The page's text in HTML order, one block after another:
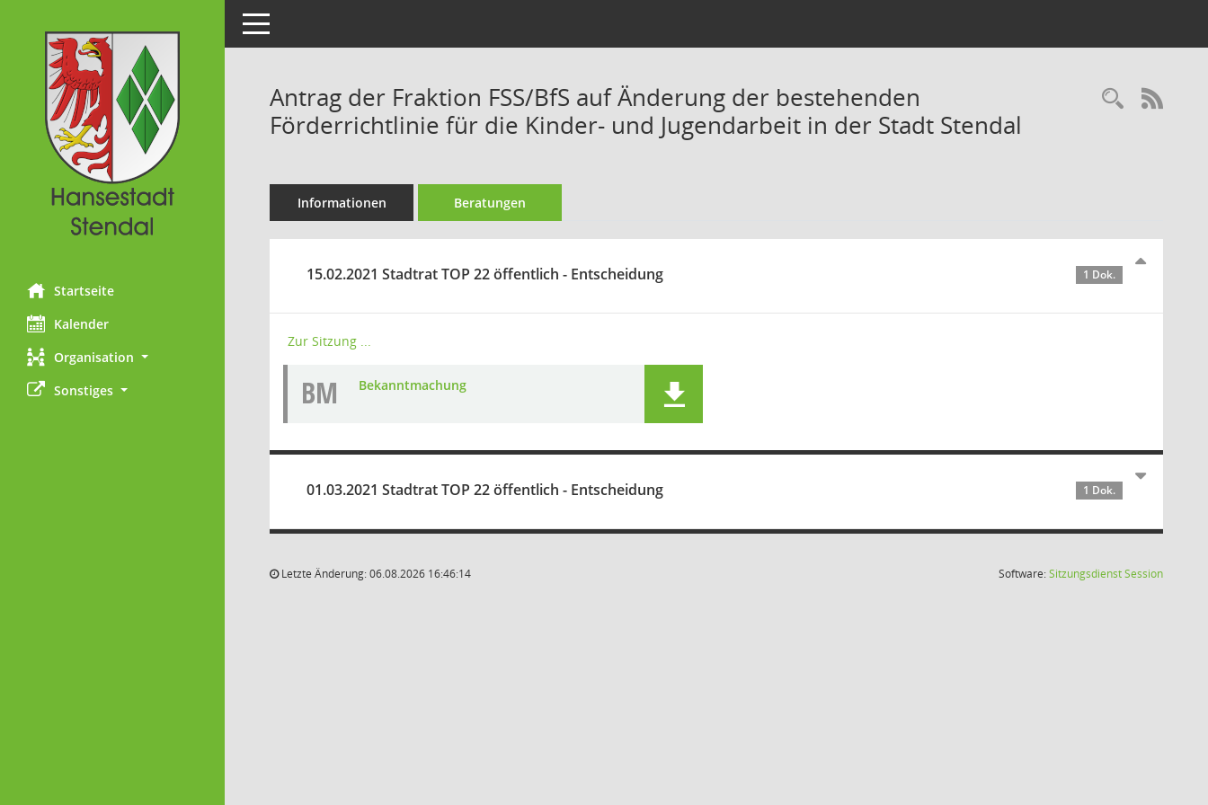
Startseite
Kalender
Organisation
Sonstiges
Toggle navigation
Antrag der Fraktion FSS/BfS auf Änderung der bestehenden
Förderrichtlinie für die Kinder- und Jugendarbeit in der Stadt Stendal
Informationen Beratungen
15.02.2021 Stadtrat TOP 22 öffentlich - Entscheidung 1 Dok.
Zur Sitzung ...
BM Bekanntmachung
01.03.2021 Stadtrat TOP 22 öffentlich - Entscheidung 1 Dok.
Letzte Änderung: 06.08.2026 16:46:14 Software:SitzungsdienstSession(Wird in